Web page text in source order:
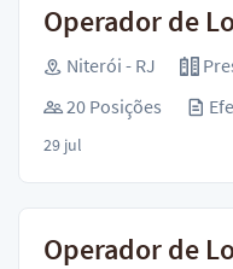
Operador de
Niterói - RJ
20 Posições
29 jul
Operador de